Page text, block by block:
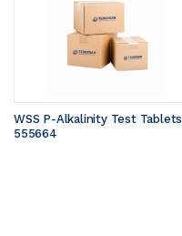
WSS P-Alkalinity Test Tablets
555664